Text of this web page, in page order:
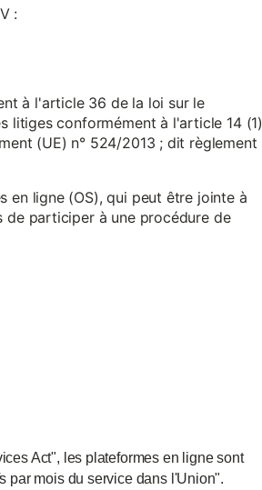
:
à l'article 36 de la loi sur le
litiges conformément à l'article 14 (1)
(UE) n° 524/2013 ; dit règlement
en ligne (OS), qui peut être jointe à
de participer à une procédure de
Act", les plateformes en ligne sont
par mois du service dans l'Union".